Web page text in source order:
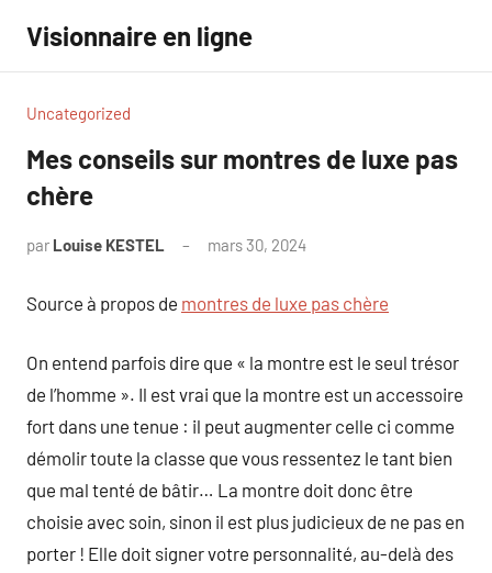
contenu
Visionnaire en ligne
Uncategorized
Mes conseils sur montres de luxe pas
chère
par Louise KESTEL mars 30, 2024
Source à propos de montres de luxe pas chère
On entend parfois dire que « la montre est le seul trésor
de l’homme ». Il est vrai que la montre est un accessoire
fort dans une tenue : il peut augmenter celle ci comme
démolir toute la classe que vous ressentez le tant bien
que mal tenté de bâtir… La montre doit donc être
choisie avec soin, sinon il est plus judicieux de ne pas en
porter ! Elle doit signer votre personnalité, au-delà des